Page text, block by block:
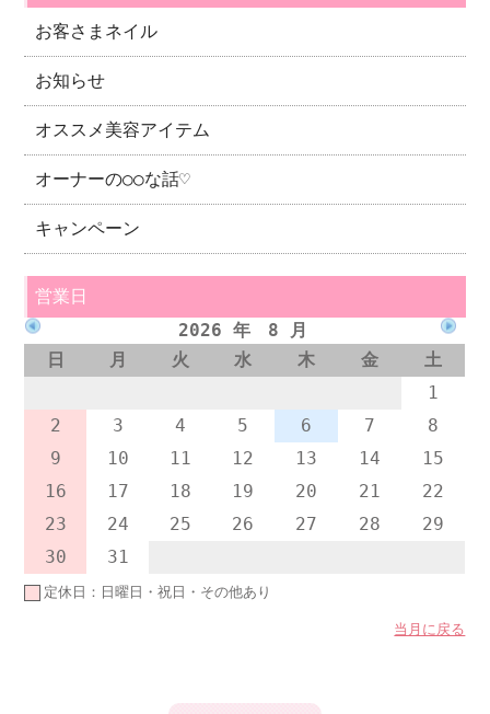
お客さまネイル
お知らせ
オススメ美容アイテム
オーナーの○○な話♡
キャンペーン
営業日
2026 年 8 月
日
月 火 水 木 金
土
1
2
3 4 5 6 7
8
9
10 11 12 13 14
15
16
17 18 19 20 21
22
23
24 25 26 27 28
29
30
31
定休日：日曜日・祝日・その他あり
当月に戻る